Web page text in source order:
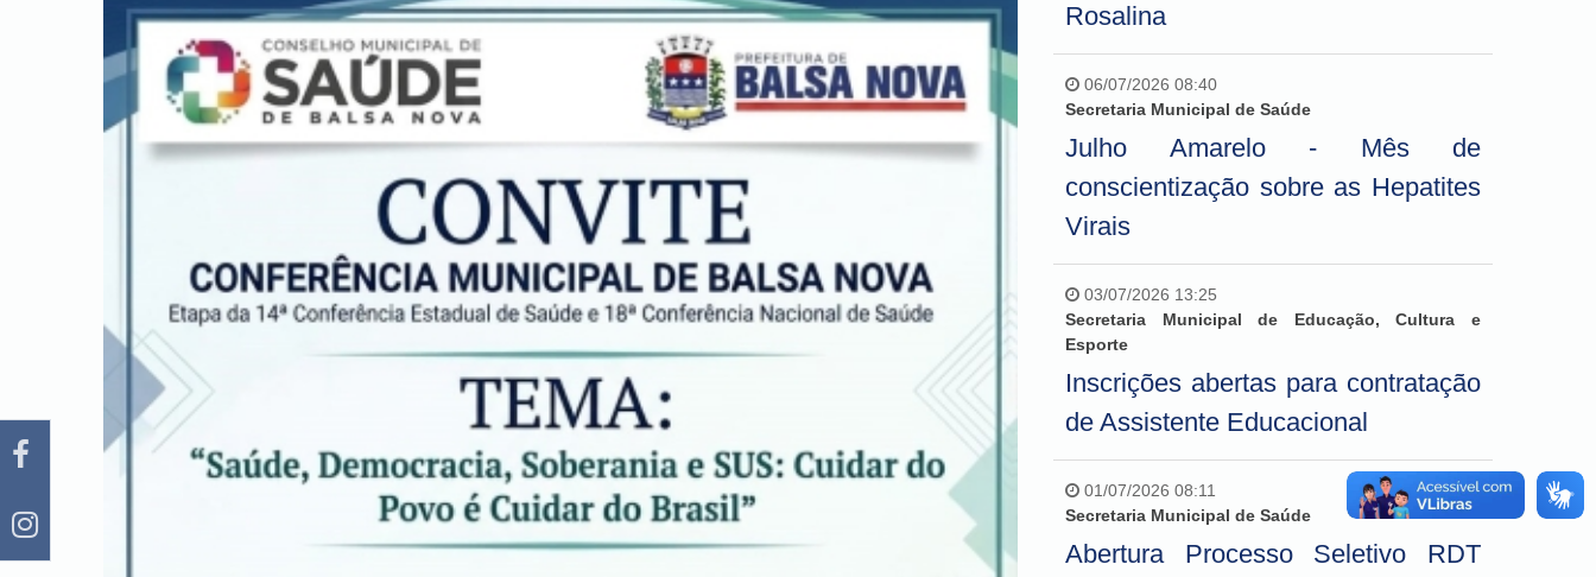
Rosalina
06/07/2026 08:40
Secretaria Municipal de Saúde
Julho Amarelo - Mês de
conscientização sobre as Hepatites
Virais
03/07/2026 13:25
Secretaria Municipal de Educação, Cultura e
Esporte
Inscrições abertas para contratação
de Assistente Educacional
01/07/2026 08:11
Secretaria Municipal de Saúde
Abertura Processo Seletivo RDT